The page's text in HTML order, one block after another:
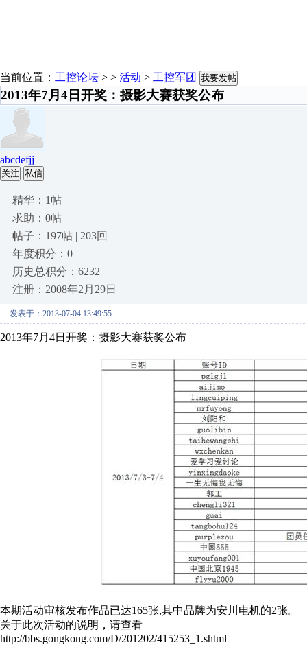
当前位置： 工控论坛 > > 活动 > 工控军团 我要发帖
2013年7月4日开奖：摄影大赛获奖公布
abcdefjj
关注 私信
精华：1帖
求助：0帖
帖子：197帖 | 203回
年度积分：0
历史总积分：6232
注册：2008年2月29日
发表于：2013-07-04 13:49:55
2013年7月4日开奖：摄影大赛获奖公布
本期活动审核发布作品已达165张,其中品牌为安川电机的2张。
关于此次活动的说明，请查看
http://bbs.gongkong.com/D/201202/415253_1.shtml